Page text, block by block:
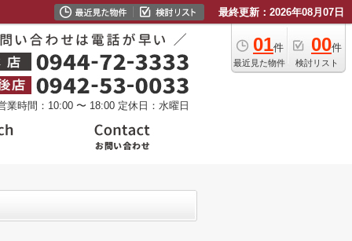
最終更新：2026年08月07日
01件
最近見た物件
00件
検討リスト
業時間：10:00 〜 18:00 定休日：水曜日